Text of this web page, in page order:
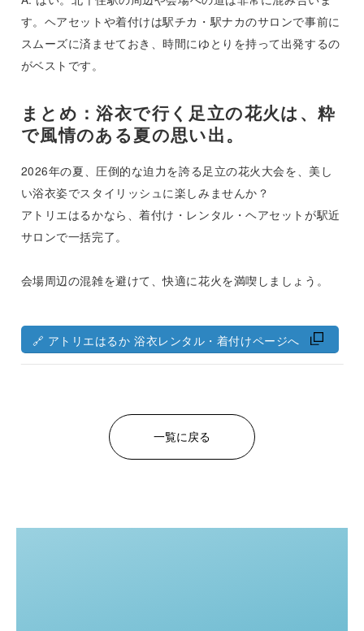
す。ヘアセットや着付けは駅チカ・駅ナカのサロンで事前に
スムーズに済ませておき、時間にゆとりを持って出発するの
がベストです。
まとめ：浴衣で行く足立の花火は、粋
で風情のある夏の思い出。
2026年の夏、圧倒的な迫力を誇る足立の花火大会を、美し
い浴衣姿でスタイリッシュに楽しみませんか？
アトリエはるかなら、着付け・レンタル・ヘアセットが駅近
サロンで一括完了。
会場周辺の混雑を避けて、快適に花火を満喫しましょう。
🔗 アトリエはるか 浴衣レンタル・着付けページへ
一覧に戻る